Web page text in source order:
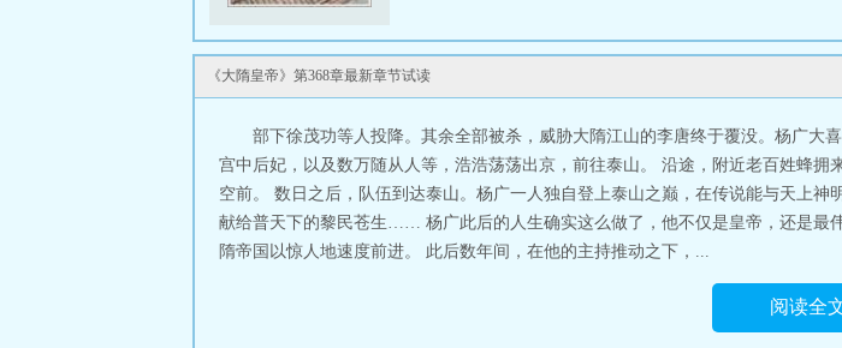
《大隋皇帝》第368章最新章节试读
部下徐茂功等人投降。其余全部被杀，威胁大隋江山的李唐终于覆没。杨广大
宫中后妃，以及数万随从人等，浩浩荡荡出京，前往泰山。 沿途，附近老百姓蜂
空前。 数日之后，队伍到达泰山。杨广一人独自登上泰山之巅，在传说能与天上
献给普天下的黎民苍生…… 杨广此后的人生确实这么做了，他不仅是皇帝，还是最
隋帝国以惊人地速度前进。 此后数年间，在他的主持推动之下，...
阅读全